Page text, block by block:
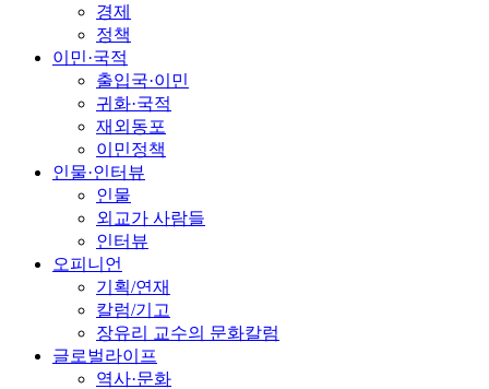
경제
정책
이민·국적
출입국·이민
귀화·국적
재외동포
이민정책
인물·인터뷰
인물
외교가 사람들
인터뷰
오피니언
기획/연재
칼럼/기고
장유리 교수의 문화칼럼
글로벌라이프
역사·문화